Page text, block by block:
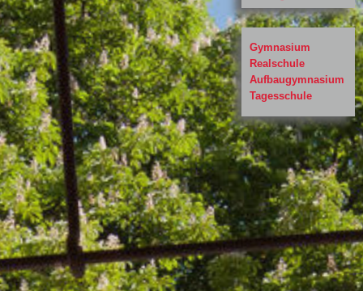
Gymnasium
Realschule
Aufbaugymnasium
Tagesschule